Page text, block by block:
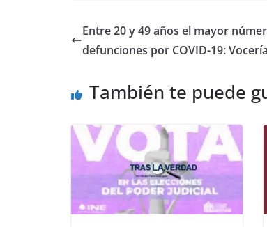
e
b
o
k
er l s
A
p
e
n
er
a
Entre 20 y 49 años el mayor
defunciones por COVID-19: Vocería
También te puede